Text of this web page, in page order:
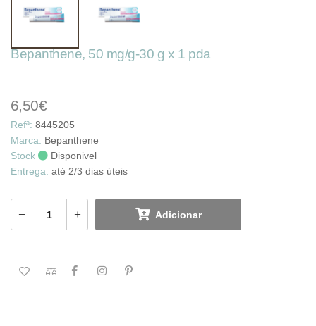
Bepanthene, 50 mg/g-30 g x 1 pda
6,50€
Refª: 8445205
Marca: Bepanthene
Stock
Disponivel
Entrega: até 2/3 dias úteis
Adicionar